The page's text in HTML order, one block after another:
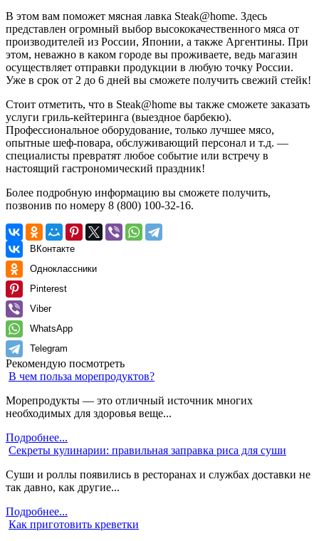
В этом вам поможет мясная лавка Steak@home. Здесь
представлен огромный выбор высококачественного мяса от
производителей из России, Японии, а также Аргентины. При
этом, неважно в каком городе вы проживаете, ведь магазин
осуществляет отправки продукции в любую точку России.
Уже в срок от 2 до 6 дней вы сможете получить свежий стейк!
Стоит отметить, что в Steak@home вы также сможете заказать
услуги гриль-кейтеринга (выездное барбекю).
Профессиональное оборудование, только лучшее мясо,
опытные шеф-повара, обслуживающий персонал и т.д. —
специалисты превратят любое событие или встречу в
настоящий гастрономический праздник!
Более подробную информацию вы сможете получить,
позвонив по номеру 8 (800) 100-32-16.
ВКонтакте
Одноклассники
Pinterest
Viber
WhatsApp
Telegram
Рекомендую посмотреть
В чем польза морепродуктов?
Морепродукты — это отличный источник многих
необходимых для здоровья веще...
Подробнее...
Секреты кулинарии: правильная заправка риса для суши
Суши и роллы появились в ресторанах и службах доставки не
так давно, как другие...
Подробнее...
Как приготовить креветки